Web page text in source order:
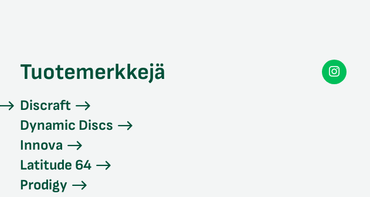
Tuotemerkkejä
Discraft
Dynamic Discs
Innova
Latitude 64
Prodigy